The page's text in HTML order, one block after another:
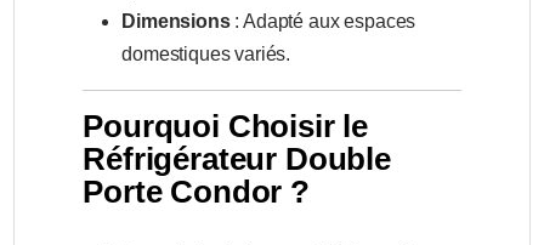
Dimensions: Adapté aux espaces
domestiques variés.
Pourquoi Choisir le
Réfrigérateur Double
Porte Condor ?